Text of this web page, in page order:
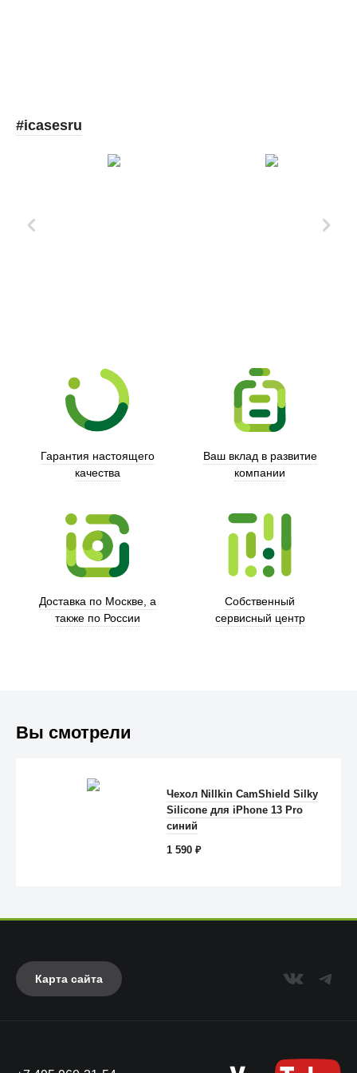
Anker
#icasesru
Гарантия настоящего
качества
Ваш вклад в развитие
компании
Доставка по Москве, а
также по России
Собственный
сервисный центр
Вы смотрели
Чехол Nillkin CamShield Silky
Silicone для iPhone 13 Pro
синий
1 590₽
Карта сайта